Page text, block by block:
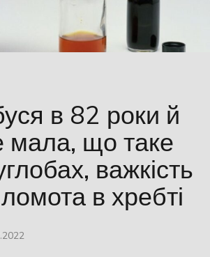
в 82 роки й
мала, що таке
важкість
в хребті